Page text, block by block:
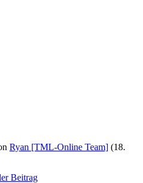
Ryan [TML-Online Team] (18.
Beitrag